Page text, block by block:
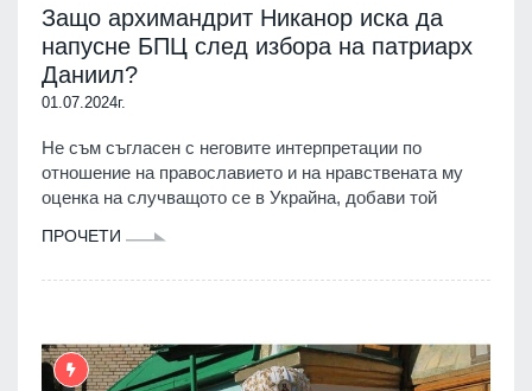
Защо архимандрит Никанор иска да
напусне БПЦ след избора на патриарх
Даниил?
01.07.2024г.
Не съм съгласен с неговите интерпретации по
отношение на православието и на нравствената му
оценка на случващото се в Украйна, добави той
ПРОЧЕТИ